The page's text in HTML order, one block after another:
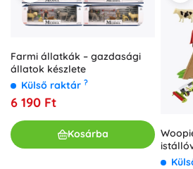
Farmi állatkák – gazdasági
állatok készlete
Külső raktár ?
6 190 Ft
Kosárba